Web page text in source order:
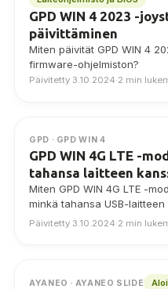
GPD WIN 4 2023 -
päivittäminen
Miten päivität GPD WIN 4
firmware-ohjelmiston?
Päivitetty 3.10.2024·2 min
GPD · GPD WIN 4
GPD WIN 4G LTE -
tahansa laitteen
Miten GPD WIN 4G LTE -
minkä tahansa USB-
internetiin milloin ja missä
Päivitetty 3.10.2024·2 min
AYANEO · AYANEO SLIDE